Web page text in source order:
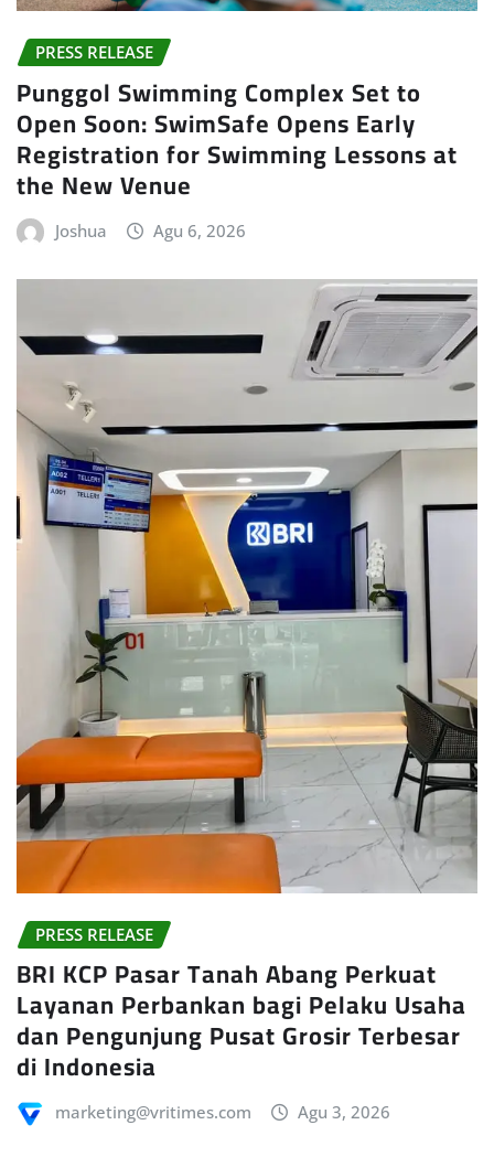
PRESS RELEASE
Punggol Swimming Complex Set to
Open Soon: SwimSafe Opens Early
Registration for Swimming Lessons at
the New Venue
Joshua Agu 6, 2026
PRESS RELEASE
BRI KCP Pasar Tanah Abang Perkuat
Layanan Perbankan bagi Pelaku Usaha
dan Pengunjung Pusat Grosir Terbesar
di Indonesia
marketing@vritimes.com Agu 3, 2026